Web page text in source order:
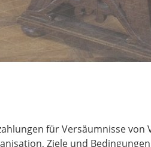
für Versäumnisse
Ziele und